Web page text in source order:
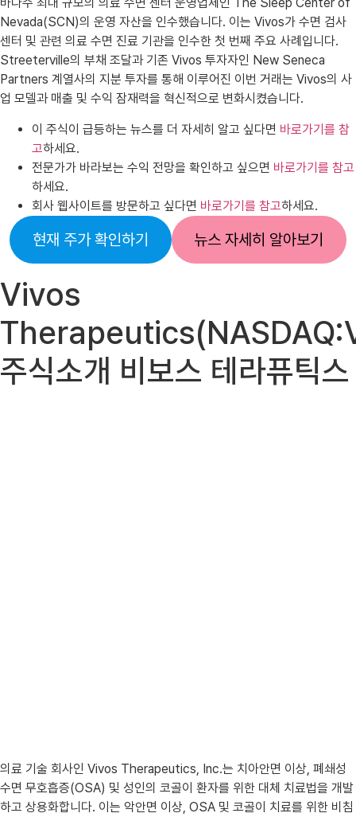
Nevada(SCN)의 운영 자산을 인수했습니다. 이는 Vivos가 수면 검사
센터 및 관련 의료 수면 진료 기관을 인수한 첫 번째 주요 사례입니다.
Streeterville의 부채 조달과 기존 Vivos 투자자인 New Seneca
Partners 계열사의 지분 투자를 통해 이루어진 이번 거래는 Vivos의 사
업 모델과 매출 및 수익 잠재력을 혁신적으로 변화시켰습니다.
이 주식이 급등하는 뉴스를 더 자세히 알고 싶다면 바로가기를 참
고하세요.
전문가가 바라보는 수익 전망을 확인하고 싶으면 바로가기 를 참고
하세요.
회사 웹사이트를 방문하고 싶다면 바로가기를 참고하세요.
현재 주가 확인하기 뉴스 자세히 알아보기
Vivos
주식소개 비보스 테라퓨틱스
의료 기술 회사인 Vivos Therapeutics, Inc.는 치아안면 이상, 폐쇄성
수면 무호흡증(OSA) 및 성인의 코골이 환자를 위한 대체 치료법을 개발
하고 상용화합니다. 이는 악안면 이상, OSA 및 코골이 치료를 위한 비침